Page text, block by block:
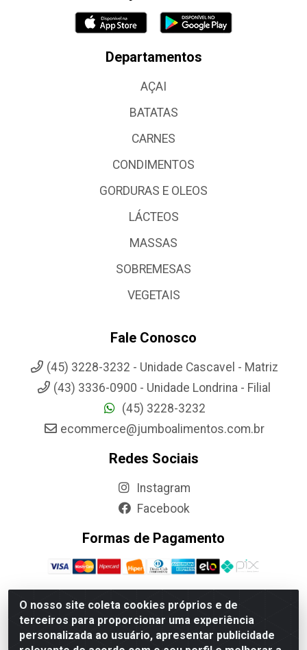
O nosso site coleta cookies próprios e de
terceiros para proporcionar uma experiência
personalizada ao usuário, apresentar publicidade
Departamentos
AÇAI
BATATAS
CARNES
CONDIMENTOS
GORDURAS E OLEOS
LÁCTEOS
MASSAS
SOBREMESAS
VEGETAIS
Fale Conosco
(45) 3228-3232 - Unidade Cascavel - Matriz
(43) 3336-0900 - Unidade Londrina - Filial
(45) 3228-3232
ecommerce@jumboalimentos.com.br
Redes Sociais
Instagram
Facebook
Formas de Pagamento
Jumbo Alimentos Cascavel - Matriz - Rua Itatiba Do Sul, 161 -
Santos Dumont, Cascavel-PR - CEP 85804-700- CNPJ